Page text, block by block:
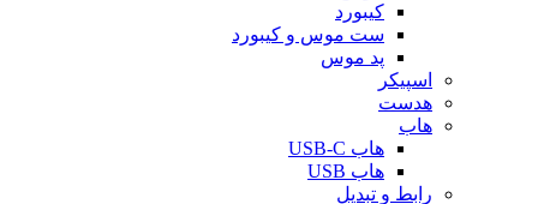
کیبورد
ست موس و کیبورد
پد موس
اسپیکر
هدست
هاب
هاب USB-C
هاب USB
رابط و تبدیل